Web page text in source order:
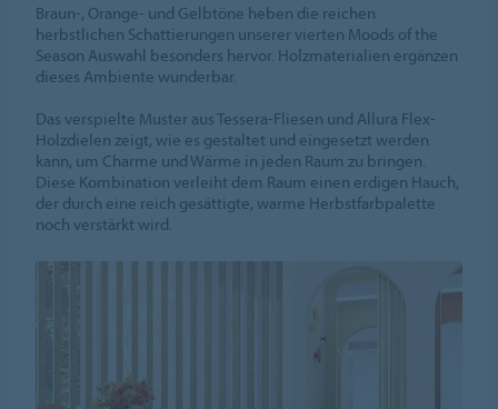
Braun-, Orange- und Gelbtöne heben die reichen
herbstlichen Schattierungen unserer vierten Moods of the
Season Auswahl besonders hervor. Holzmaterialien ergänzen
dieses Ambiente wunderbar.
Das verspielte Muster aus Tessera-Fliesen und Allura Flex-
Holzdielen zeigt, wie es gestaltet und eingesetzt werden
kann, um Charme und Wärme in jeden Raum zu bringen.
Diese Kombination verleiht dem Raum einen erdigen Hauch,
der durch eine reich gesättigte, warme Herbstfarbpalette
noch verstärkt wird.